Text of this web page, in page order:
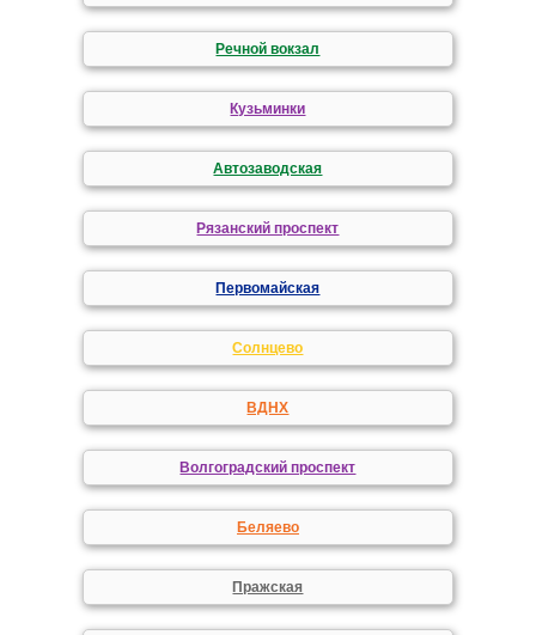
Речной вокзал
Кузьминки
Автозаводская
Рязанский проспект
Первомайская
Солнцево
ВДНХ
Волгоградский проспект
Беляево
Пражская